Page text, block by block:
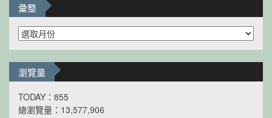
彙整
彙
整
瀏覽量
TODAY：855
總瀏覽量：13,577,906